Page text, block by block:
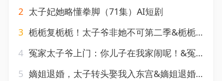
2 太子妃她略懂拳脚（71集）AI短剧
3 栀栀复栀栀！太子爷非她不可第二季&栀栀复栀栀太子爷非她不可第二季（120集）AI短剧
4 冤家太子爷上门：你儿子在我家闹呢！&冤家太子爷上门你儿子在我家闹呢（3集）AI短剧
5 嫡姐退婚，太子转头娶我入东宫&嫡姐退婚太子转头娶我入东宫（56集）AI短剧